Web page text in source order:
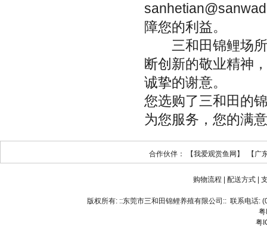
障您的利益。
三和田锦鲤场所
断创新的敬业精神
诚挚的谢意。
您选购了三和田的
为您服务，您的满
合作伙伴： 【我爱观赏鱼网】 【广
购物流程 配送方式|
版权所有: ::东莞市三和田锦鲤养殖有限公司::联系电话:
粤